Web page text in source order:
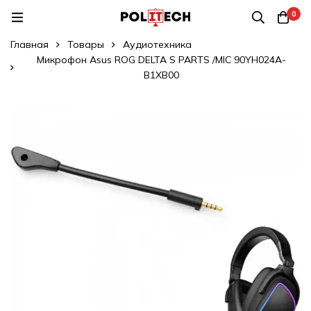
0
Главная Товары
Аудиотехника
Микрофон Asus ROG DELTA S PARTS /MIC 90YH024A-
B1XB00